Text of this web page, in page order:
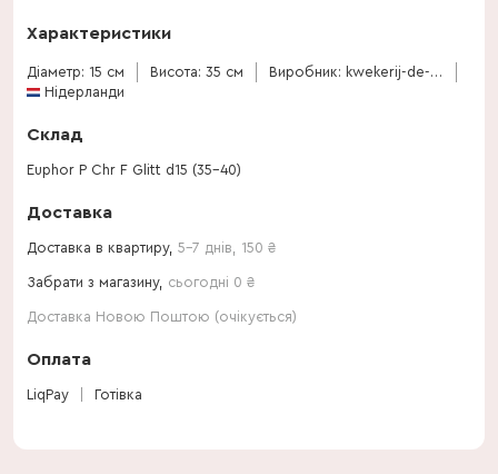
Характеристики
Діаметр: 15 см Висота: 35 см
Виробник: kwekerij-de-stadsweiden
Нідерланди
Склад
Euphor P Chr F Glitt d15 (35-40)
Доставка
Доставка в квартиру, 5-7 днів 150 ₴
Забрати з магазину, сьогодні 0 ₴
Доставка Новою Поштою (очікується)
Оплата
LiqPay Готівка